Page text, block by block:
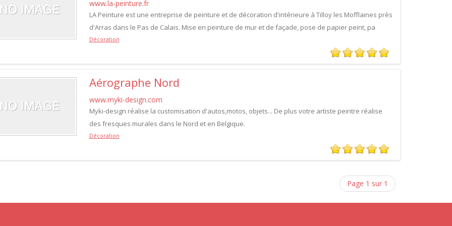
www.la-peinture.fr
LA Peinture est une entreprise de peinture et de décoration d'intérieure à Tilloy les Mofflaines près
d'Arras dans le Pas de Calais. Mise en peinture de mur et de façade, pose de papier peint, pa
Décoration
Aérographe Nord
www.myki-design.com
Myki-design réalise la customisation d'autos,motos, objets... De plus votre artiste peintre réalise
des fresques murales dans le Nord et en Belgique.
Décoration
Page 1 sur 1